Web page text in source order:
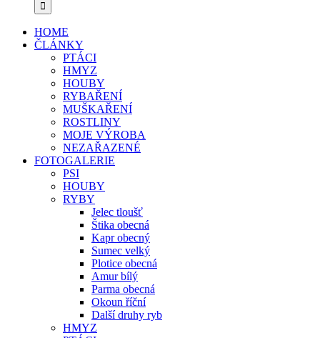
HOME
ČLÁNKY
PTÁCI
HMYZ
HOUBY
RYBAŘENÍ
MUŠKAŘENÍ
ROSTLINY
MOJE VÝROBA
NEZAŘAZENÉ
FOTOGALERIE
PSI
HOUBY
RYBY
Jelec tloušť
Štika obecná
Kapr obecný
Sumec velký
Plotice obecná
Amur bílý
Parma obecná
Okoun říční
Další druhy ryb
HMYZ